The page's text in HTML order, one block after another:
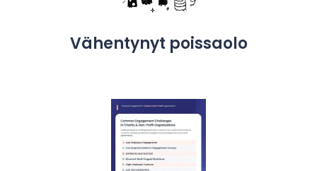
Vähentynyt poissaolo